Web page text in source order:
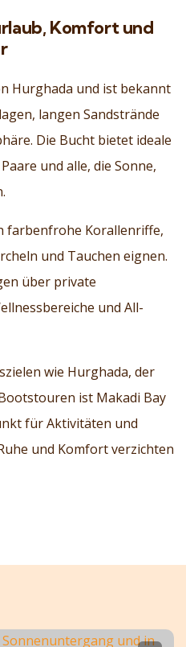
Komfort und
Hurghada und ist bekannt
langen Sandstrände
Die Bucht bietet ideale
und alle, die Sonne,
farbenfrohe Korallenriffe,
und Tauchen eignen.
über private
und All-
wie Hurghada, der
ist Makadi Bay
für Aktivitäten und
und Komfort verzichten